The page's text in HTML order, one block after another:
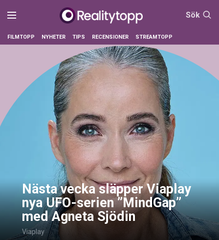
Sök
FILMTOPP NYHETER TIPS RECENSIONER STREAMTOPP
Nästa vecka släpper Viaplay
nya UFO-serien ”MindGap”
med Agneta Sjödin
Viaplay